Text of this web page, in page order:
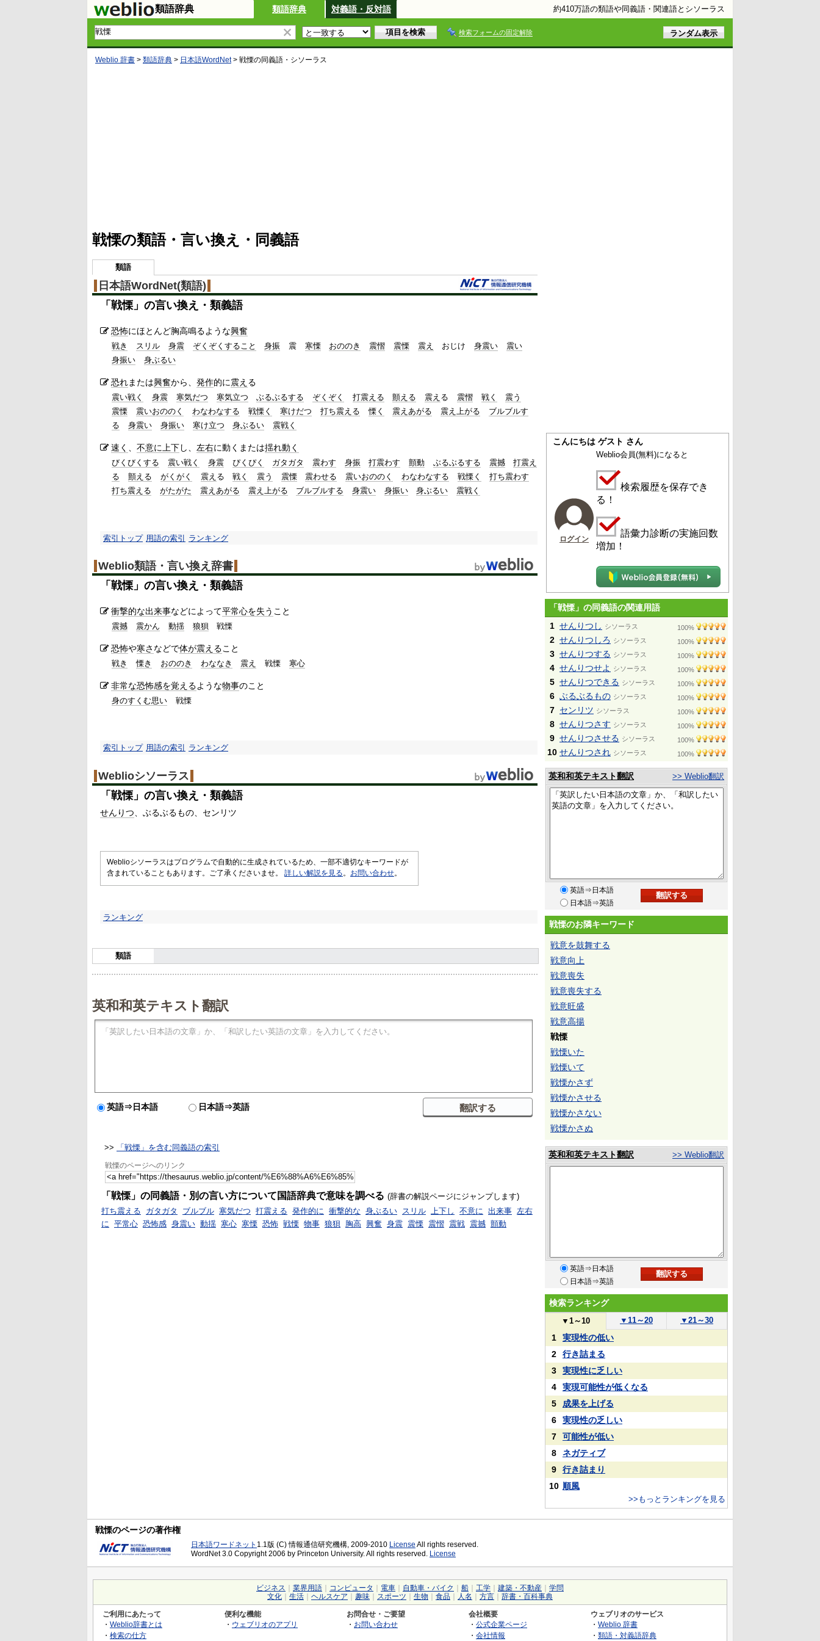
類語辞典 類語辞典 対義語・反対語 約410万語の類語や同義語・関連語とシソーラス
検索フォームの固定解除
Weblio 辞書 > 類語辞典 > 日本語WordNet> 戦慄の同義語・シソーラス
1
%
戦慄の類語・言い換え・同義語
類語
日本語WordNet(類語)
「 戦慄 」の言い換え・類義語
恐怖にほとんど胸高鳴るような興奮
戦き スリル 身震 ぞくぞくすること 身振 震 寒慄 おののき 震慴 震慄 震え おじけ 身震い
震い
身振い
身ぶるい
恐れまたは興奮から、 発作的に震え る
震い戦く 身震 寒気だつ 寒気立つ ぶるぶるする ぞくぞく 打震える 顫える 震え る 震慴 戦く
震う
震慄
震いおののく わなわなする 戦慄く 寒けだつ 打ち震える 慄く 震えあがる 震え上がる
ブルブルす
る
身震い 身振い 寒け立つ 身ぶるい 震戦く
速く 、 不意に上下し、 左右に動くまたは揺れ動く
びくびくする 震い戦く 身震 ぴくぴく ガタガタ 震わす 身振 打震わす 顫動 ぶるぶるする 震撼
打震え
る
顫える がくがく 震え る 戦く 震う 震慄 震わせる 震いおののく わなわなする 戦慄く
打ち震わす
打ち震える
がたがた 震えあがる 震え上がる ブルブルする 身震い 身振い 身ぶるい 震戦く
索引トップ 用語の索引 ランキング
Weblio類語・言い換え辞書
「 戦慄 」の言い換え・類義語
衝撃的な出来事などによって平常心を失う こと
震撼 震かん 動揺 狼狽 戦慄
恐怖や寒さ などで体が震えること
戦き 慄き おののき わななき 震え 戦慄 寒心
非常な恐怖感を覚えるような物事のこと
身のすくむ思い 戦慄
索引トップ 用語の索引 ランキング
Weblioシソーラス
「 戦慄 」の言い換え・類義語
せんりつ ぶるぶるもの センリツ
Weblioシソーラスはプログラムで自動的に生成されているため、一部不適切なキーワードが
含まれていることもあります。ご了承くださいませ。 詳しい解説を見る 。 お問い合わせ。
ランキング
類語
英和和英テキスト翻訳
英語⇒日本語 日本語⇒英語
>> 「戦慄」を含む同義語の索引
戦慄のページへのリンク
「戦慄」の同義語・別の言い方について国語辞典で意味を調べる (辞書の解説ページにジャンプします)
打ち震える
ガタガタ ブルブル 寒気だつ 打震える 発作的に 衝撃的な 身ぶるい スリル 上下し 不意に 出来事 左右
に 平常心 恐怖感 身震い 動揺 寒心 寒慄 恐怖 戦慄 物事 狼狽 胸高 興奮 身震 震慄 震慴 震戦 震撼 顫動
こんにちは ゲスト さん
ログイン
Weblio会員(無料)になると
検索履歴を保存でき
る！
語彙力診断の実施回数
増加！
「戦慄」の同義語の関連用語
1 せんりつし シソーラス 100%
2 せんりつしろ シソーラス 100%
3 せんりつする シソーラス 100%
4 せんりつせよ シソーラス 100%
5 せんりつできる シソーラス 100%
6 ぶるぶるもの シソーラス 100%
7 センリツ シソーラス 100%
8 せんりつさす シソーラス 100%
9 せんりつさせる シソーラス 100%
10 せんりつされ シソーラス 100%
英和和英テキスト翻訳 >> Weblio翻訳
英語⇒日本語
日本語⇒英語
戦慄のお隣キーワード
戦意を鼓舞する
戦意向上
戦意喪失
戦意喪失する
戦意旺盛
戦意高揚
戦慄
戦慄いた
戦慄いて
戦慄かさず
戦慄かさせる
戦慄かさない
戦慄かさぬ
英和和英テキスト翻訳 >> Weblio翻訳
英語⇒日本語
日本語⇒英語
検索ランキング
▼ 1～10 ▼ 11～20 ▼ 21～30
1
実現性の低い
2
行き詰まる
3
実現性に乏しい
4
実現可能性が低くなる
5
成果を上げる
6
実現性の乏しい
7
可能性が低い
8
ネガティブ
9
行き詰まり
10 順風
>>もっとランキングを見る
戦慄のページの著作権
日本語ワードネット 1.1版 (C) 情報通信研究機構, 2009-2010 License All rights reserved.
WordNet 3.0 Copyright 2006 by Princeton University. All rights reserved. License
ビジネス 業界用語 コンピュータ 電車 自動車・バイク 船 工学 建築・不動産
学問
文化
生活 ヘルスケア 趣味 スポーツ 生物 食品 人名 方言 辞書・百科事典
ご利用にあたって
・ Weblio辞書とは
・ 検索の仕方
便利な機能
・ ウェブリオのアプリ
お問合せ・ご要望
・ お問い合わせ
会社概要
・ 公式企業ページ
・ 会社情報
ウェブリオのサービス
・ Weblio 辞書
・ 類語・対義語辞典